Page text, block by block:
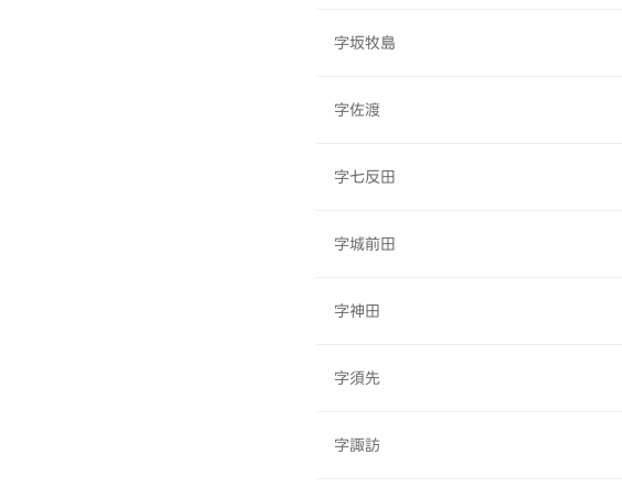
字坂牧島
字佐渡
字七反田
字城前田
字神田
字須先
字諏訪